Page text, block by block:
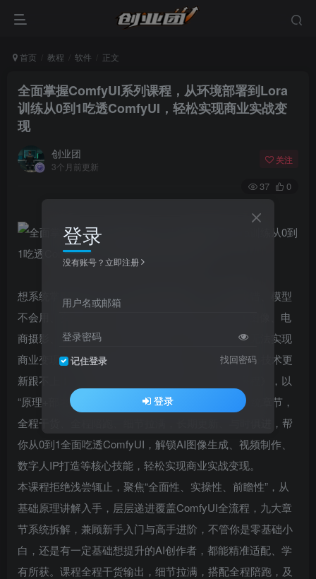
首页 教程 软件 正文
全面掌握ComfyUI系列课程，从环境部署到Lora
训练从0到1吃透ComfyUI，轻松实现商业实战变
现
创业团
3个月前更新
关注
37 0
想系统掌握ComfyUI，却被环境部署难、工作流报错、模型
不会用、实战无方向所困扰？想利用ComfyUI做AI图像、电
商摄影、数字人IP，却找不到全面、细致的教程，无法实现
商业变现？不用再为碎片化学习而内耗，不用再担心技术更
新跟不上！《从原理讲解全面掌握ComfyUI系列课程》，以
“原理+部署+入门+实战+高手”为核心，打造九大系统章节，
全程干货、全程陪跑、细节拉满，长期更新、与时俱进，帮
你从0到1全面吃透ComfyUI，解锁AI图像生成、视频制作、
数字人IP打造等核心技能，轻松实现商业实战变现。
本课程拒绝浅尝辄止，聚焦“全面性、实操性、前瞻性”，从
基础原理讲解入手，层层递进覆盖ComfyUI全流程，九大章
节系统拆解，兼顾新手入门与高手进阶，不管你是零基础小
白，还是有一定基础想提升的AI创作者，都能精准适配、学
有所获。课程全程干货输出，细节拉满，搭配全程陪跑，及
登录
没有账号？立即注册
用户名或邮箱
登录密码
记住登录 找回密码
登录